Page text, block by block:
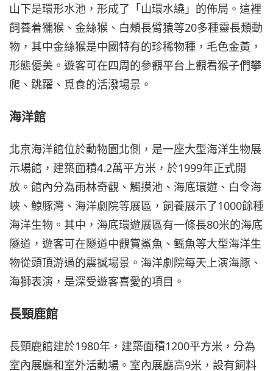
山下是環形水池，形成了「山環水繞」的佈局。這裡
飼養着獼猴、金絲猴、白頰長臂猿等20多種靈長類動
物，其中金絲猴是中國特有的珍稀物種，毛色金黃，
形態優美。遊客可在四周的參觀平台上觀看猴子們攀
爬、跳躍、覓食的活潑場景。
海洋館
北京海洋館位於動物園北側，是一座大型海洋生物展
示場館，建築面積4.2萬平方米，於1999年正式開
放。館內分為雨林奇觀、觸摸池、海底環遊、白令海
峽、鯨豚灣、海洋劇院等展區，飼養展示了1000餘種
海洋生物。其中，海底環遊展區有一條長80米的海底
隧道，遊客可在隧道中觀賞鯊魚、鳐魚等大型海洋生
物從頭頂游過的震撼場景。海洋劇院每天上演海豚、
海獅表演，是深受遊客喜愛的項目。
長頸鹿館
長頸鹿館建於1980年，建築面積1200平方米，分為
室內展廳和室外活動場。室內展廳高9米，設有飼料